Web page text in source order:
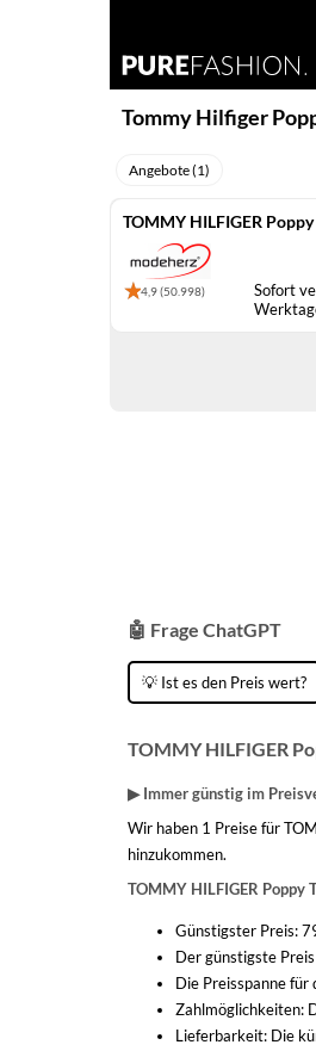
Tommy Hilfiger
Angebote (1)
TOMMY HILFIGER
4,9 (50.998)
Sofort
🤖 Frage ChatGPT
💡 Ist es den Preis wert?
TOMMY HILFIGER
▶ Immer günstig im
Wir haben 1 Preise für
hinzukommen.
TOMMY HILFIGER
Günstigster Preis:
Der günstigste
Die Preisspanne
Zahlmöglichkeiten:
Lieferbarkeit: Die